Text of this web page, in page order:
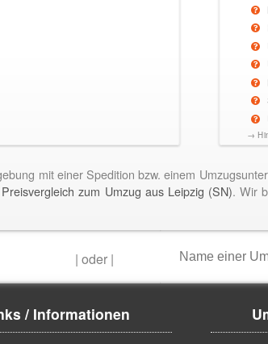
→
mit einer Spedition bzw. einem
zum Umzug aus Leipzig (SN). Wir
| oder |
/ Informationen